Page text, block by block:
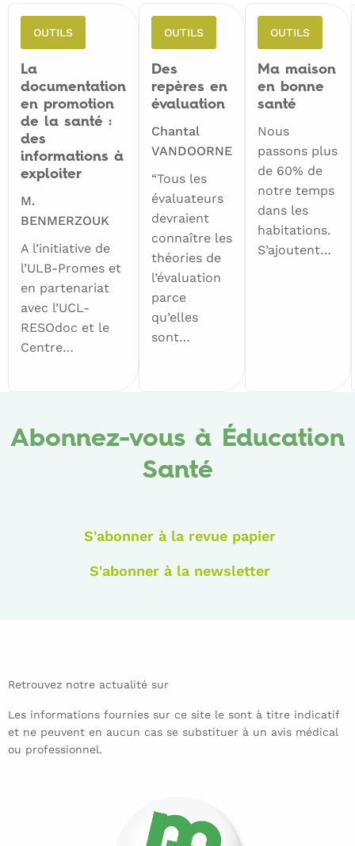
OUTILS
La
documentation
en promotion
de la santé :
des
informations à
exploiter
M.
BENMERZOUK
A l’initiative de
l’ULB-Promes et
en partenariat
avec l’UCL-
RESOdoc et le
Centre…
OUTILS
Des
repères en
évaluation
Chantal
VANDOORNE
“Tous les
évaluateurs
devraient
connaître les
théories de
l’évaluation
parce
qu’elles
sont…
OUTILS
Ma maison
en bonne
santé
Nous
passons plus
de 60% de
notre temps
dans les
habitations.
S’ajoutent…
Abonnez-vous à Éducation
Santé
S'abonner à la revue papier
S'abonner à la newsletter
Retrouvez notre actualité sur
Les informations fournies sur ce site le sont à titre indicatif
et ne peuvent en aucun cas se substituer à un avis médical
ou professionnel.